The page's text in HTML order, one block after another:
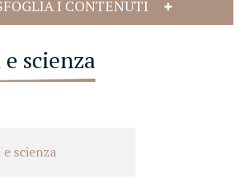
I CONTENUTI
scienza
scienza